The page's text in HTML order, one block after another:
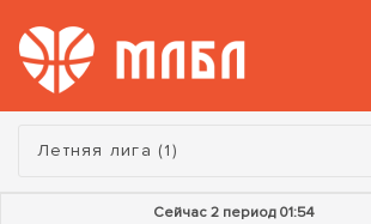
Турнир:
Летняя лига (1)
Сейчас 2 период 01:53